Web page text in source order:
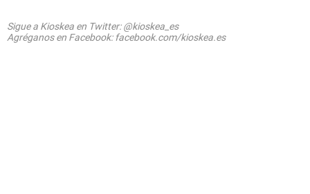
Sigue a Kioskea en Twitter: @kioskea_es
Agréganos en Facebook: facebook.com/kioskea.es